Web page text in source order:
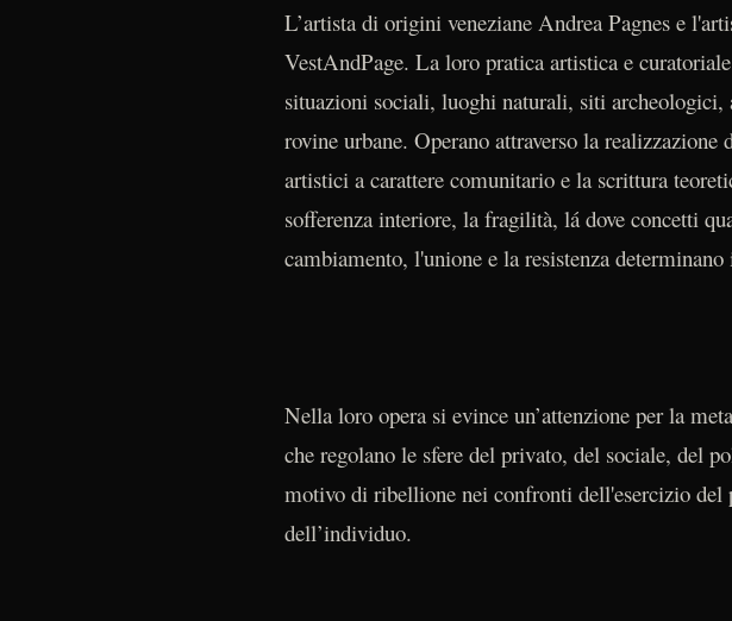
L’artista di origini veneziane Andrea Pagnes e
VestAndPage. La loro pratica artistica e
situazioni sociali, luoghi naturali, siti
rovine urbane. Operano attraverso la
artistici a carattere comunitario e la scrittura
sofferenza interiore, la fragilità, lá dove concetti
cambiamento, l'unione e la resistenza
Nella loro opera si evince un’attenzione per la
che regolano le sfere del privato, del sociale, del
motivo di ribellione nei confronti dell'esercizio del
dell’individuo.